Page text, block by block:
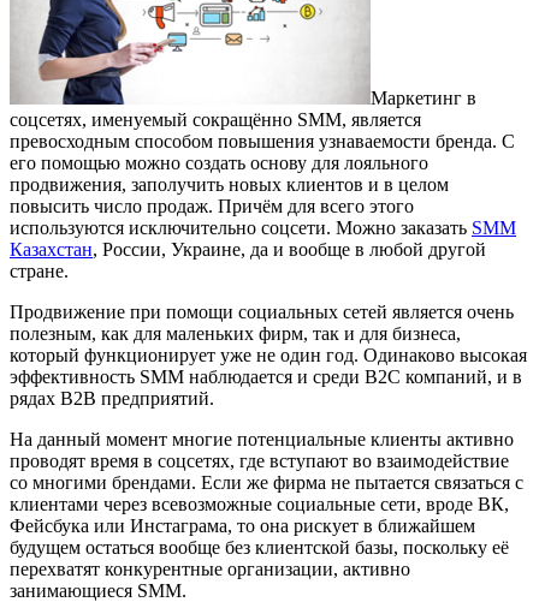
Маркетинг в
соцсетях, именуемый сокращённо SMM, является
превосходным способом повышения узнаваемости бренда. С
его помощью можно создать основу для лояльного
продвижения, заполучить новых клиентов и в целом
повысить число продаж. Причём для всего этого
используются исключительно соцсети. Можно заказать SMM
Казахстан, России, Украине, да и вообще в любой другой
стране.
Продвижение при помощи социальных сетей является очень
полезным, как для маленьких фирм, так и для бизнеса,
который функционирует уже не один год. Одинаково высокая
эффективность SMM наблюдается и среди B2C компаний, и в
рядах B2B предприятий.
На данный момент многие потенциальные клиенты активно
проводят время в соцсетях, где вступают во взаимодействие
со многими брендами. Если же фирма не пытается связаться с
клиентами через всевозможные социальные сети, вроде ВК,
Фейсбука или Инстаграма, то она рискует в ближайшем
будущем остаться вообще без клиентской базы, поскольку её
перехватят конкурентные организации, активно
занимающиеся SMM.